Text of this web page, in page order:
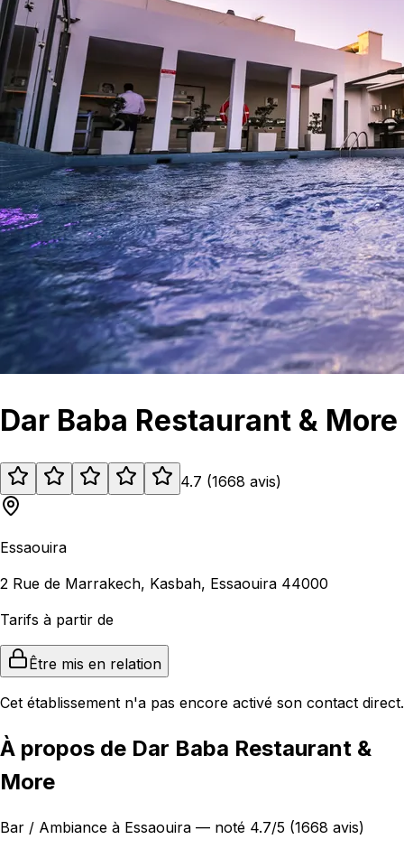
Dar Baba Restaurant & More
4.7 (1668 avis)
Essaouira
2 Rue de Marrakech, Kasbah, Essaouira 44000
Tarifs à partir de
Être mis en relation
Cet établissement n'a pas encore activé son contact direct.
À propos de Dar Baba Restaurant &
More
Bar / Ambiance à Essaouira — noté 4.7/5 (1668 avis)